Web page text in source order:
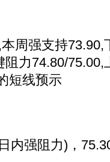
强支持73.90,
力74.80/75.00,
短线预示
强阻力)，